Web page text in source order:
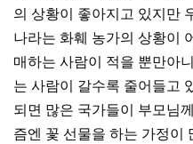
의 상황이 좋아지고 있지만
나라는 화훼 농가의 상황이
매하는 사람이 적을 뿐만아
는 사람이 갈수록 줄어들고
되면 많은 국가들이 부모님
즘엔 꽃 선물을 하는 가정이